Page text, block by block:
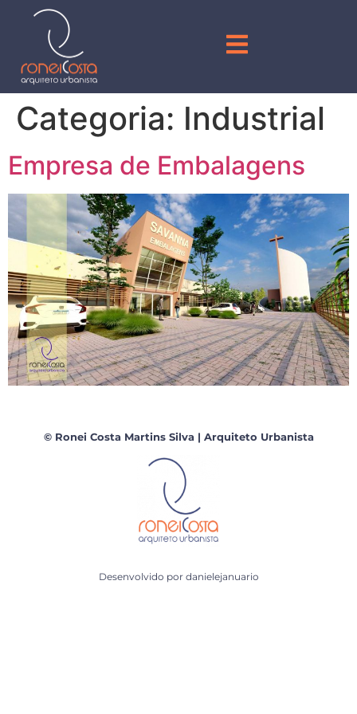
Categoria: Industrial
Empresa de Embalagens
© Ronei Costa Martins Silva | Arquiteto Urbanista
Desenvolvido por danielejanuario